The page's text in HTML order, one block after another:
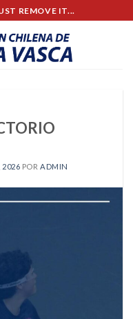
REMOVE IT...
2026 POR ADMIN